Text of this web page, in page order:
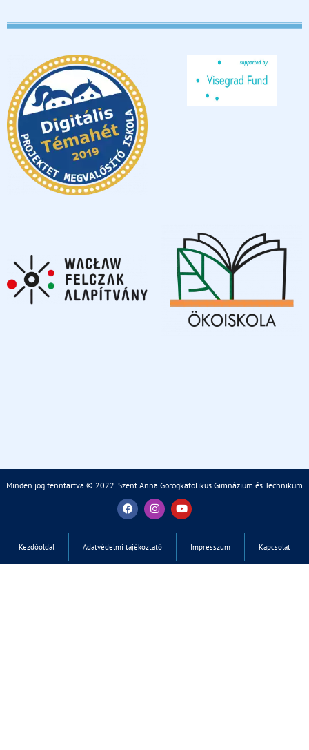
Minden jog fenntartva © 2022 Szent Anna Görögkatolikus Gimnázium és Technikum
Kezdőoldal Adatvédelmi tájékoztató Impresszum Kapcsolat